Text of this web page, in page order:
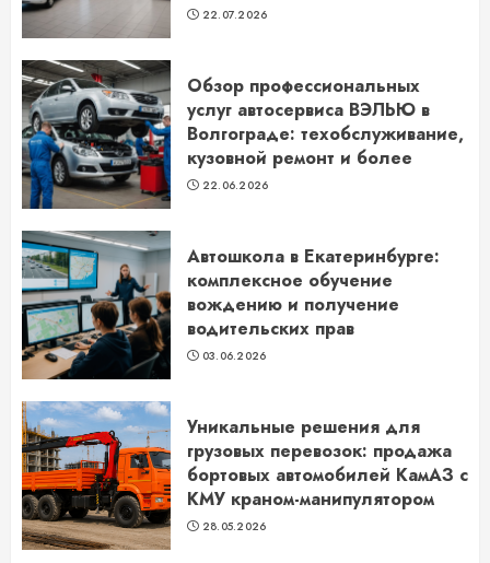
22.07.2026
Обзор профессиональных
услуг автосервиса ВЭЛЬЮ в
Волгограде: техобслуживание,
кузовной ремонт и более
22.06.2026
Автошкола в Екатеринбурге:
комплексное обучение
вождению и получение
водительских прав
03.06.2026
Уникальные решения для
грузовых перевозок: продажа
бортовых автомобилей КамАЗ с
КМУ краном-манипулятором
28.05.2026